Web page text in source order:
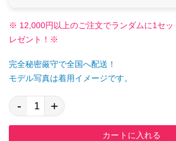
※ 12,000円以上のご注文でランダムに1セッ
レゼント！※
完全秘密厳守で全国へ配送！
モデル写真は着用イメージです。
- +
カートに入れる